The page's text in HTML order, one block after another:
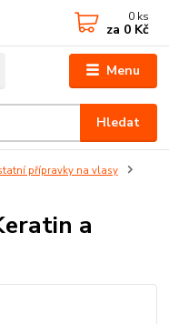
Menu
Hledat
0 ks
za 0 Kč
přípravky na vlasy
a